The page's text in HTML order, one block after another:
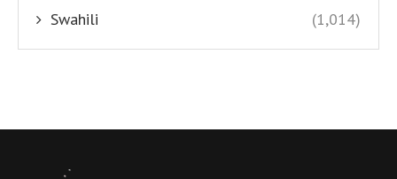
Swahili (1,014)